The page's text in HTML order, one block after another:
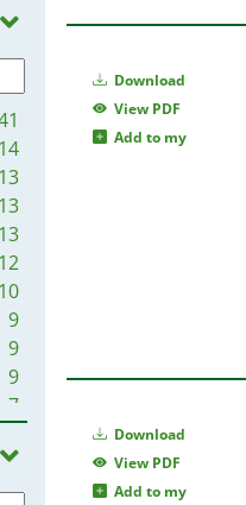
14
13
13
13
12
10
9
9
9
7
6
5
Download
View PDF
Add to my
Download
View PDF
Add to my